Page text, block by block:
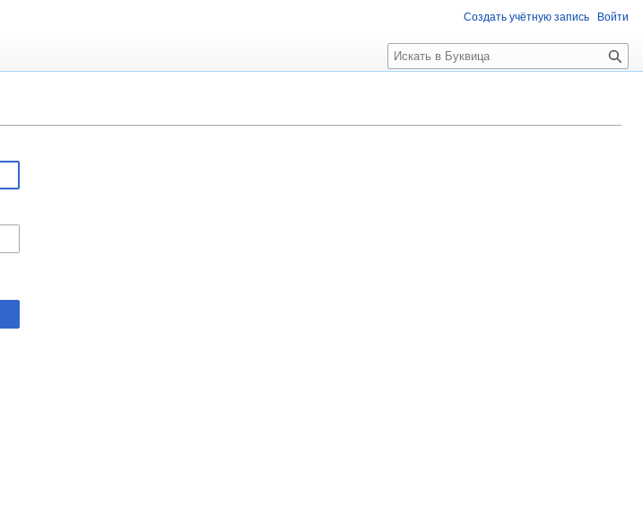
Создать учётную запись Войти
П
о
к